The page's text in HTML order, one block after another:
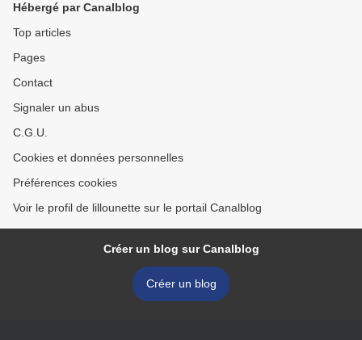
Hébergé par Canalblog
Top articles
Pages
Contact
Signaler un abus
C.G.U.
Cookies et données personnelles
Préférences cookies
Voir le profil de lillounette sur le portail Canalblog
Créer un blog sur Canalblog
Créer un blog